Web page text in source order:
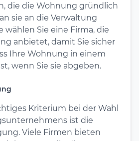
die die Wohnung gründlich
sie an die Verwaltung
Sie eine Firma, die
anbietet, damit Sie sicher
Ihre Wohnung in einem
wenn Sie sie abgeben.
Kriterium bei der Wahl
ist die
Viele Firmen bieten